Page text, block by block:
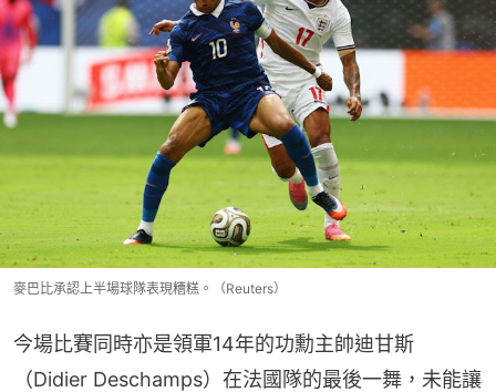
麥巴比承認上半場球隊表現糟糕。（Reuters）
今場比賽同時亦是領軍14年的功勳主帥迪甘斯
（Didier Deschamps）在法國隊的最後一舞，未能讓